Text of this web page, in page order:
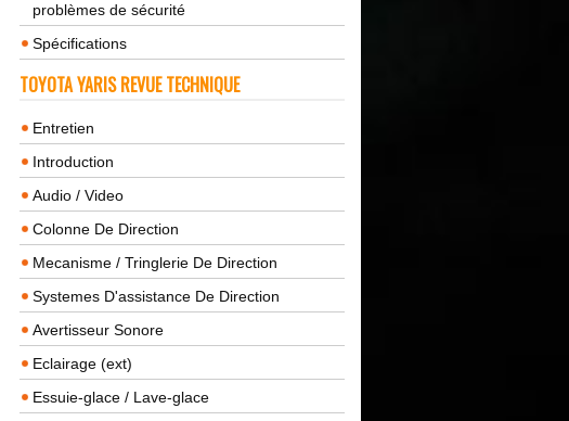
problèmes de sécurité
Spécifications
TOYOTA YARIS REVUE TECHNIQUE
Entretien
Introduction
Audio / Video
Colonne De Direction
Mecanisme / Tringlerie De Direction
Systemes D'assistance De Direction
Avertisseur Sonore
Eclairage (ext)
Essuie-glace / Lave-glace